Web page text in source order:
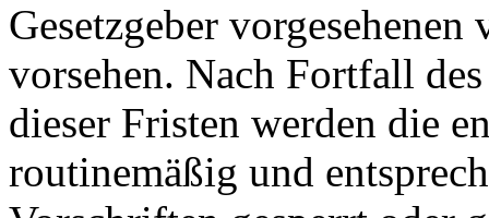
Gesetzgeber
vorsehen. Nach Fortfall
dieser Fristen werden die
routinemäßig und